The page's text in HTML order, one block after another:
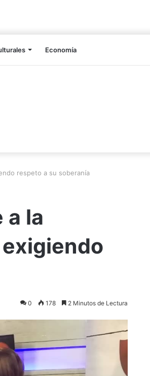
Economía
respeto a su soberanía
a la
0 178 2 Minutos de Lectura